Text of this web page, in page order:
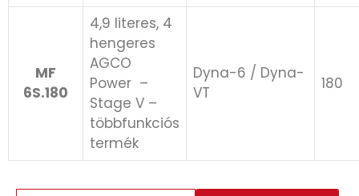
MF
6S.180
4,9 literes, 4
hengeres
AGCO
Power ​ –
Stage V –
többfunkciós
termék
Dyna-6 / Dyna-
VT
180